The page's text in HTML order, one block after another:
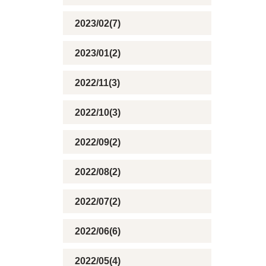
2023/02(7)
2023/01(2)
2022/11(3)
2022/10(3)
2022/09(2)
2022/08(2)
2022/07(2)
2022/06(6)
2022/05(4)